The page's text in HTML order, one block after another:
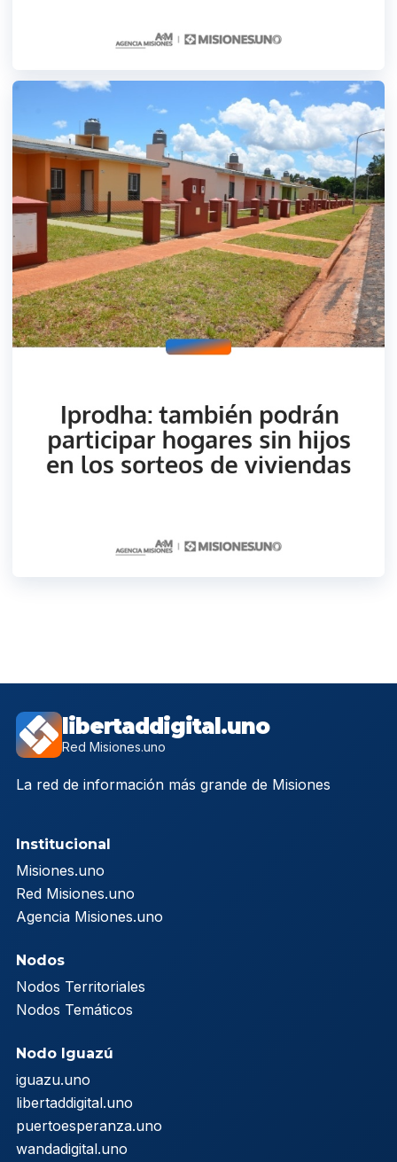
libertaddigital.uno
Red Misiones.uno
La red de información más grande de Misiones
Institucional
Misiones.uno
Red Misiones.uno
Agencia Misiones.uno
Nodos
Nodos Territoriales
Nodos Temáticos
Nodo Iguazú
iguazu.uno
libertaddigital.uno
puertoesperanza.uno
wandadigital.uno